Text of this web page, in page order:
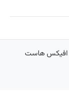
افیکس هاست